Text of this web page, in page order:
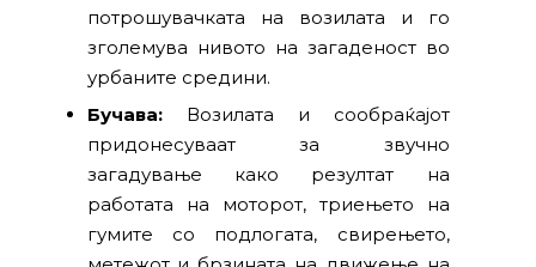
потрошувачката на возилата и го
зголемува нивото на загаденост во
урбаните средини.
Бучава: Возилата и сообраќајот
придонесуваат за звучно
загадување како резултат на
работата на моторот, триењето на
гумите со подлогата, свирењето,